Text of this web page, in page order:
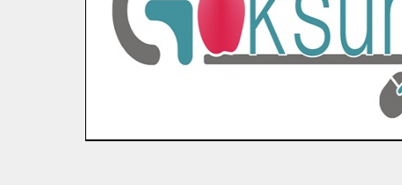
Bertiz’in Yeni Köprüsünde Sona Doğru.